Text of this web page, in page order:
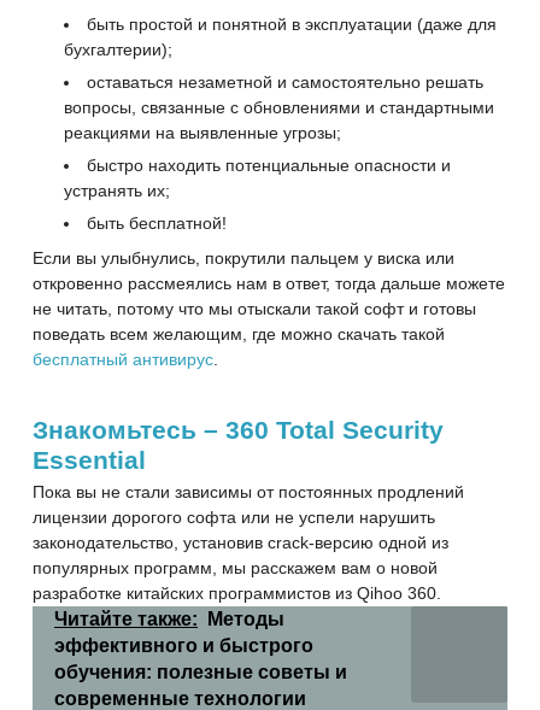
быть простой и понятной в эксплуатации (даже для
бухгалтерии);
оставаться незаметной и самостоятельно решать
вопросы, связанные с обновлениями и стандартными
реакциями на выявленные угрозы;
быстро находить потенциальные опасности и
устранять их;
быть бесплатной!
Если вы улыбнулись, покрутили пальцем у виска или
откровенно рассмеялись нам в ответ, тогда дальше можете
не читать, потому что мы отыскали такой софт и готовы
поведать всем желающим, где можно скачать такой
бесплатный антивирус
Знакомьтесь – 360 Total Security
Essential
Пока вы не стали зависимы от постоянных продлений
лицензии дорогого софта или не успели нарушить
законодательство, установив crack-версию одной из
популярных программ, мы расскажем вам о новой
разработке китайских программистов из Qihoo 360.
Читайте также:
Методы
эффективного и быстрого
обучения: полезные советы и
современные технологии